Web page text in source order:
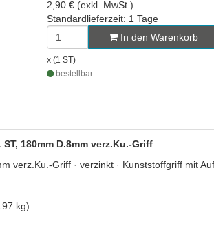
2,90 € (exkl. MwSt.)
Standardlieferzeit: 1 Tage
In den Warenkorb
x (1 ST)
bestellbar
180mm D.8mm verz.Ku.-Griff
verz.Ku.-Griff · verzinkt · Kunststoffgriff mit
kg)